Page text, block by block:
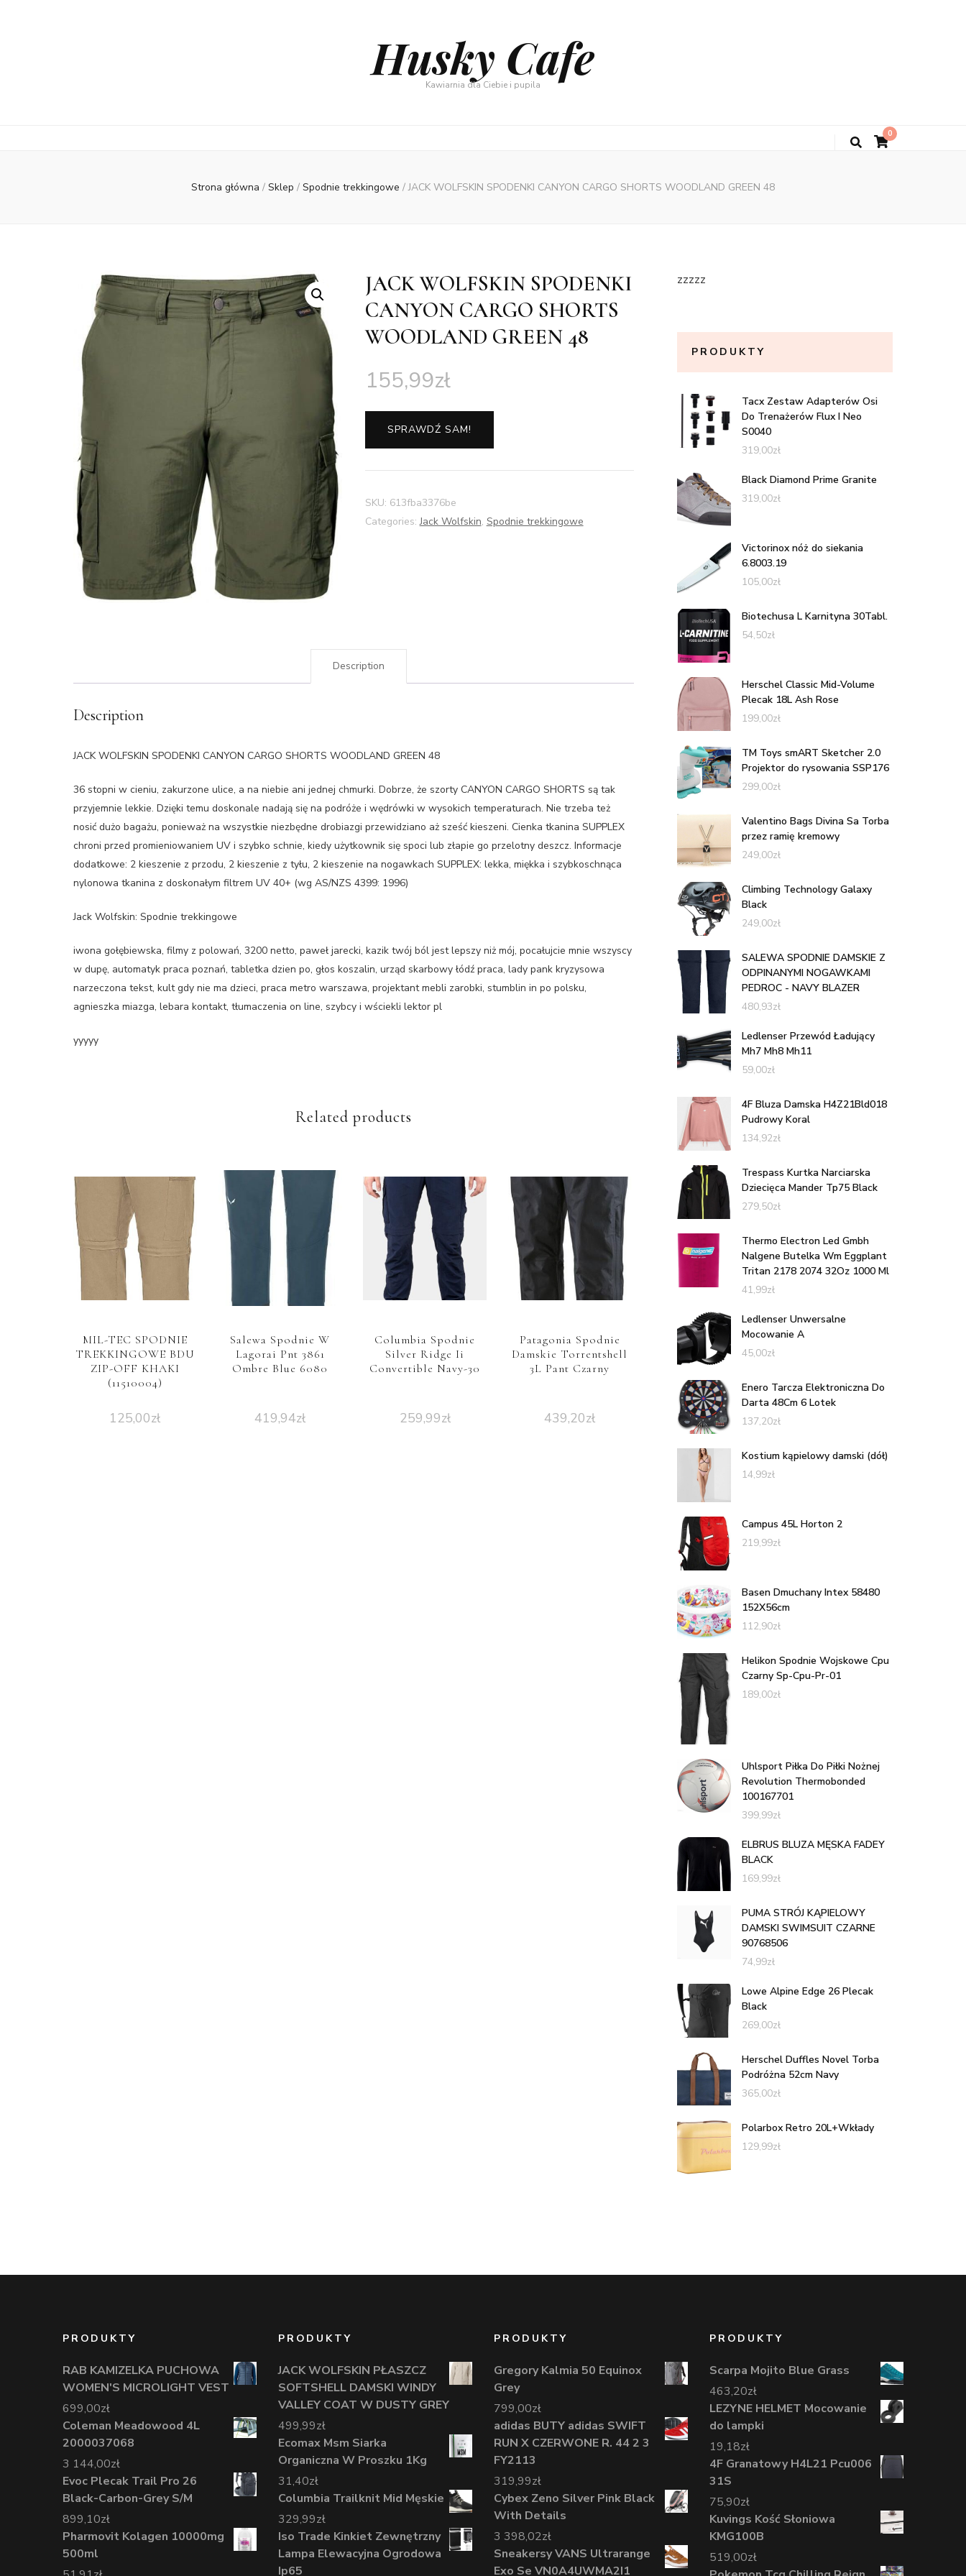
Husky Cafe
Kawiarnia dla Ciebie i pupila
0
Strona główna / Sklep / Spodnie trekkingowe / JACK WOLFSKIN SPODENKI CANYON CARGO SHORTS WOODLAND GREEN 48
JACK WOLFSKIN SPODENKI
CANYON CARGO SHORTS
WOODLAND GREEN 48
155,99zł
SPRAWDŹ SAM!
SKU: 613fba3376be
Categories:Jack Wolfskin, Spodnie trekkingowe
Description
Description
JACK WOLFSKIN SPODENKI CANYON CARGO SHORTS WOODLAND GREEN 48
36 stopni w cieniu, zakurzone ulice, a na niebie ani jednej chmurki. Dobrze, że szorty CANYON CARGO SHORTS są tak
przyjemnie lekkie. Dzięki temu doskonale nadają się na podróże i wędrówki w wysokich temperaturach. Nie trzeba też
nosić dużo bagażu, ponieważ na wszystkie niezbędne drobiazgi przewidziano aż sześć kieszeni. Cienka tkanina SUPPLEX
chroni przed promieniowaniem UV i szybko schnie, kiedy użytkownik się spoci lub złapie go przelotny deszcz. Informacje
dodatkowe: 2 kieszenie z przodu, 2 kieszenie z tyłu, 2 kieszenie na nogawkach SUPPLEX: lekka, miękka i szybkoschnąca
nylonowa tkanina z doskonałym filtrem UV 40+ (wg AS/NZS 4399: 1996)
Jack Wolfskin: Spodnie trekkingowe
iwona gołębiewska, filmy z polowań, 3200 netto, paweł jarecki, kazik twój ból jest lepszy niż mój, pocałujcie mnie wszyscy
w dupę, automatyk praca poznań, tabletka dzien po, głos koszalin, urząd skarbowy łódź praca, lady pank kryzysowa
narzeczona tekst, kult gdy nie ma dzieci, praca metro warszawa, projektant mebli zarobki, stumblin in po polsku,
agnieszka miazga, lebara kontakt, tłumaczenia on line, szybcy i wściekli lektor pl
yyyyy
Related products
MIL-TEC SPODNIE
TREKKINGOWE BDU
ZIP-OFF KHAKI
(11510004)
125,00zł
Salewa Spodnie W
Lagorai Pnt 3861
Ombre Blue 6080
419,94zł
Columbia Spodnie
Silver Ridge Ii
Convertible Navy-30
259,99zł
Patagonia Spodnie
Damskie Torrentshell
3L Pant Czarny
439,20zł
zzzzz
PRODUKTY
Tacx Zestaw Adapterów Osi
Do Trenażerów Flux I Neo
S0040
319,00zł
Black Diamond Prime Granite
319,00zł
Victorinox nóż do siekania
6.8003.19
105,00zł
Biotechusa L Karnityna 30Tabl.
54,50zł
Herschel Classic Mid-Volume
Plecak 18L Ash Rose
199,00zł
TM Toys smART Sketcher 2.0
Projektor do rysowania SSP176
299,00zł
Valentino Bags Divina Sa Torba
przez ramię kremowy
249,00zł
Climbing Technology Galaxy
Black
249,00zł
SALEWA SPODNIE DAMSKIE Z
ODPINANYMI NOGAWKAMI
PEDROC - NAVY BLAZER
480,93zł
Ledlenser Przewód Ładujący
Mh7 Mh8 Mh11
59,00zł
4F Bluza Damska H4Z21Bld018
Pudrowy Koral
134,92zł
Trespass Kurtka Narciarska
Dziecięca Mander Tp75 Black
279,50zł
Thermo Electron Led Gmbh
Nalgene Butelka Wm Eggplant
Tritan 2178 2074 32Oz 1000 Ml
41,99zł
Ledlenser Unwersalne
Mocowanie A
45,00zł
Enero Tarcza Elektroniczna Do
Darta 48Cm 6 Lotek
137,20zł
Kostium kąpielowy damski (dół)
14,99zł
Campus 45L Horton 2
219,99zł
Basen Dmuchany Intex 58480
152X56cm
112,90zł
Helikon Spodnie Wojskowe Cpu
Czarny Sp-Cpu-Pr-01
189,00zł
Uhlsport Piłka Do Piłki Nożnej
Revolution Thermobonded
100167701
399,99zł
ELBRUS BLUZA MĘSKA FADEY
BLACK
169,99zł
PUMA STRÓJ KĄPIELOWY
DAMSKI SWIMSUIT CZARNE
90768506
74,99zł
Lowe Alpine Edge 26 Plecak
Black
269,00zł
Herschel Duffles Novel Torba
Podróżna 52cm Navy
365,00zł
Polarbox Retro 20L+Wkłady
129,99zł
PRODUKTY
RAB KAMIZELKA PUCHOWA
WOMEN'S MICROLIGHT VEST
699,00zł
Coleman Meadowood 4L
2000037068
3 144,00zł
Evoc Plecak Trail Pro 26
Black-Carbon-Grey S/M
899,10zł
Pharmovit Kolagen 10000mg
500ml
PRODUKTY
JACK WOLFSKIN PŁASZCZ
SOFTSHELL DAMSKI WINDY
VALLEY COAT W DUSTY GREY
499,99zł
Ecomax Msm Siarka
Organiczna W Proszku 1Kg
31,40zł
Columbia Trailknit Mid Męskie
329,99zł
Iso Trade Kinkiet Zewnętrzny
Lampa Elewacyjna Ogrodowa
Ip65
PRODUKTY
Gregory Kalmia 50 Equinox
Grey
799,00zł
adidas BUTY adidas SWIFT
RUN X CZERWONE R. 44 2 3
FY2113
319,99zł
Cybex Zeno Silver Pink Black
With Details
3 398,02zł
Sneakersy VANS Ultrarange
Exo Se VN0A4UWMA2I1
PRODUKTY
Scarpa Mojito Blue Grass
463,20zł
LEZYNE HELMET Mocowanie
do lampki
19,18zł
4F Granatowy H4L21 Pcu006
31S
75,90zł
Kuvings Kość Słoniowa
KMG100B
519,00zł